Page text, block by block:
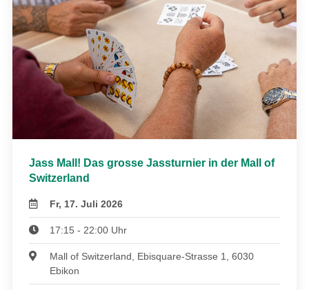
Jass Mall! Das grosse Jassturnier in der Mall of
Switzerland
Fr, 17. Juli 2026
17:15 - 22:00 Uhr
Mall of Switzerland, Ebisquare-Strasse 1, 6030
Ebikon